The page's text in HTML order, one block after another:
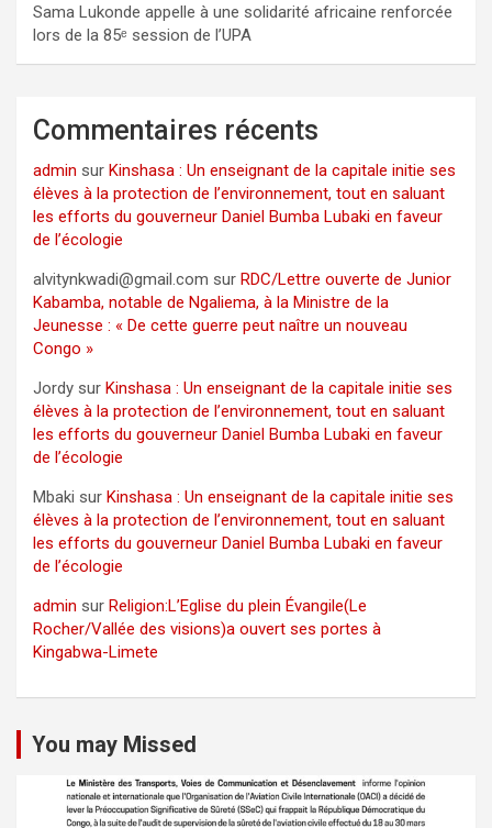
Sama Lukonde appelle à une solidarité africaine renforcée
lors de la 85ᵉ session de l’UPA
Commentaires récents
admin sur Kinshasa : Un enseignant de la capitale initie ses
élèves à la protection de l’environnement, tout en saluant
les efforts du gouverneur Daniel Bumba Lubaki en faveur
de l’écologie
alvitynkwadi@gmail.com sur RDC/Lettre ouverte de Junior
Kabamba, notable de Ngaliema, à la Ministre de la
Jeunesse : « De cette guerre peut naître un nouveau
Congo »
Jordy sur Kinshasa : Un enseignant de la capitale initie ses
élèves à la protection de l’environnement, tout en saluant
les efforts du gouverneur Daniel Bumba Lubaki en faveur
de l’écologie
Mbaki sur Kinshasa : Un enseignant de la capitale initie ses
élèves à la protection de l’environnement, tout en saluant
les efforts du gouverneur Daniel Bumba Lubaki en faveur
de l’écologie
admin sur Religion:L’Eglise du plein Évangile(Le
Rocher/Vallée des visions)a ouvert ses portes à
Kingabwa-Limete
You may Missed